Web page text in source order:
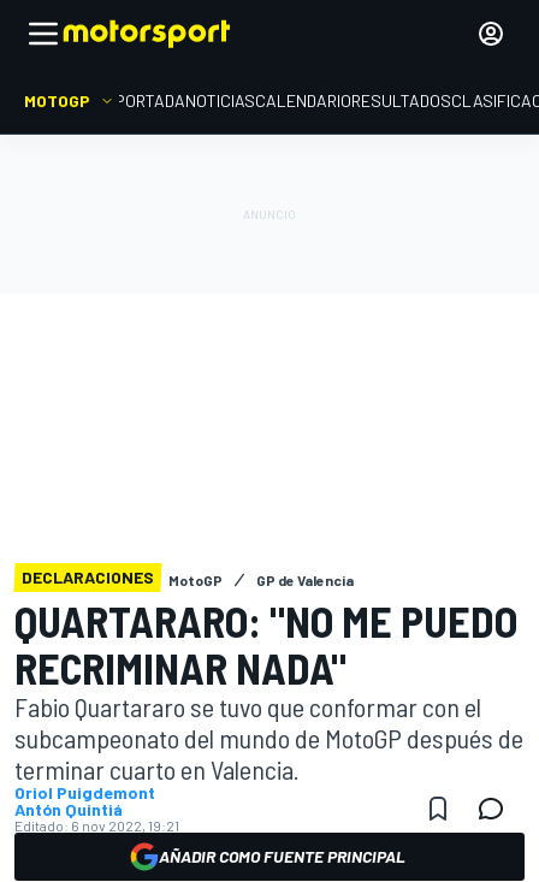
MOTOGP PORTADANOTICIASCALENDARIORESULTADOS
DECLARACIONES MotoGP GP de Valencia
QUARTARARO: "NO ME PUEDO
RECRIMINAR NADA"
Fabio Quartararo se tuvo que conformar con el
subcampeonato del mundo de MotoGP después de
terminar cuarto en Valencia.
Oriol Puigdemont
Antón Quintiá
Editado: 6 nov 2022, 19:21
AÑADIR COMO FUENTE PRINCIPAL